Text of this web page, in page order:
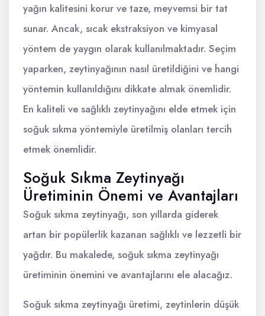
yağın kalitesini korur ve taze, meyvemsi bir tat
sunar. Ancak, sıcak ekstraksiyon ve kimyasal
yöntem de yaygın olarak kullanılmaktadır. Seçim
yaparken, zeytinyağının nasıl üretildiğini ve hangi
yöntemin kullanıldığını dikkate almak önemlidir.
En kaliteli ve sağlıklı zeytinyağını elde etmek için
soğuk sıkma yöntemiyle üretilmiş olanları tercih
etmek önemlidir.
Soğuk Sıkma Zeytinyağı
Üretiminin Önemi ve Avantajları
Soğuk sıkma zeytinyağı, son yıllarda giderek
artan bir popülerlik kazanan sağlıklı ve lezzetli bir
yağdır. Bu makalede, soğuk sıkma zeytinyağı
üretiminin önemini ve avantajlarını ele alacağız.
Soğuk sıkma zeytinyağı üretimi, zeytinlerin düşük